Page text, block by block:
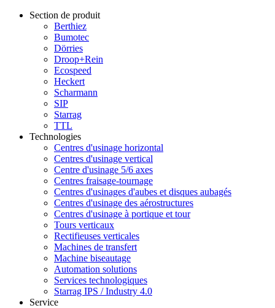
Section de produit
Berthiez
Bumotec
Dörries
Droop+Rein
Ecospeed
Heckert
Scharmann
SIP
Starrag
TTL
Technologies
Centres d'usinage horizontal
Centres d'usinage vertical
Centre d'usinage 5/6 axes
Centres fraisage-tournage
Centres d'usinages d'aubes et disques aubagés
Centres d'usinage des aérostructures
Centres d'usinage à portique et tour
Tours verticaux
Rectifieuses verticales
Machines de transfert
Machine biseautage
Automation solutions
Services technologiques
Starrag IPS / Industry 4.0
Service